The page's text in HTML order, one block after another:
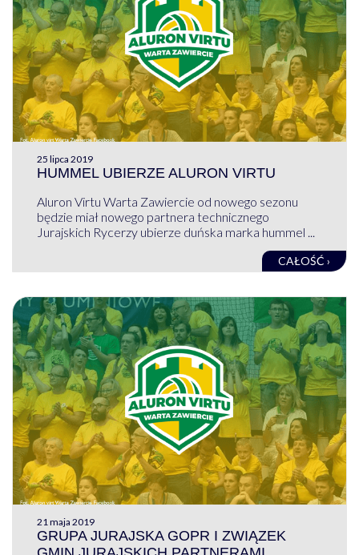
25 lipca 2019
HUMMEL UBIERZE ALURON VIRTU
Aluron Virtu Warta Zawiercie od nowego sezonu
będzie miał nowego partnera technicznego
Jurajskich Rycerzy ubierze duńska marka hummel ...
CAŁOŚĆ ›
21 maja 2019
GRUPA JURAJSKA GOPR I ZWIĄZEK